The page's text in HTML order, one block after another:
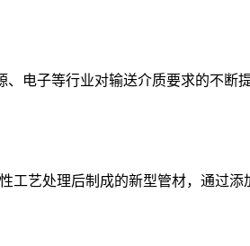
电子等行业对输送介质要求的不断
艺处理后制成的新型管材，通过